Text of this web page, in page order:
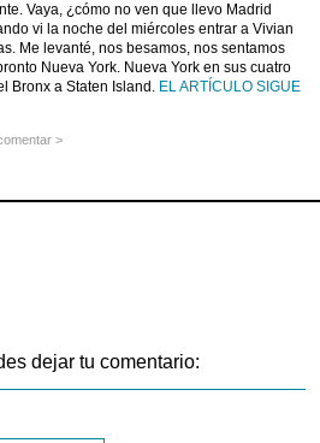
Vaya, ¿cómo no ven que llevo Madrid
vi la noche del miércoles entrar a Vivian
Me levanté, nos besamos, nos sentamos
Nueva York. Nueva York en sus cuatro
Bronx a Staten Island. EL ARTÍCULO SIGUE
>
dejar tu comentario: